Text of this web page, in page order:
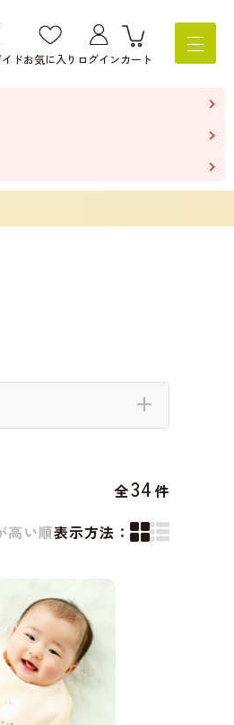
ドお気に入り ログインカート
全34件
高い順表示方法：